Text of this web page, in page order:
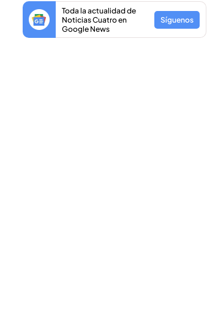
Toda la actualidad de
Noticias Cuatro en
Google News
Síguenos